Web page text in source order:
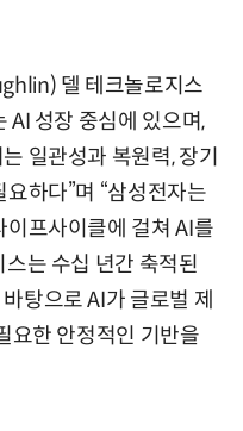
델 테크놀로지스
AI 성장 중심에 있으며,
일관성과 복원력, 장기
하다”며 “삼성전자는
프사이클에 걸쳐 AI를
는 수십 년간 축적된
탕으로 AI가 글로벌 제
요한 안정적인 기반을